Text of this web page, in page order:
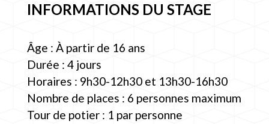
INFORMATIONS DU STAGE
Âge : À partir de 16 ans
Durée : 4 jours
Horaires : 9h30-12h30 et 13h30-16h30
Nombre de places : 6 personnes maximum
Tour de potier : 1 par personne